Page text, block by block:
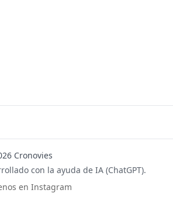
Cronovies
con la ayuda de IA (ChatGPT).
en Instagram